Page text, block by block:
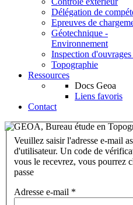
Délégation de
Epreuves de
Géotechnique -
Environnement
Inspection
Topographie
Ressources
Docs Geoa
Liens favoris
Contact
Veuillez saisir l'adresse e-mail
d'utilisateur. Un code de
vous le recevrez, vous pourrez
passe
Adresse e-mail *